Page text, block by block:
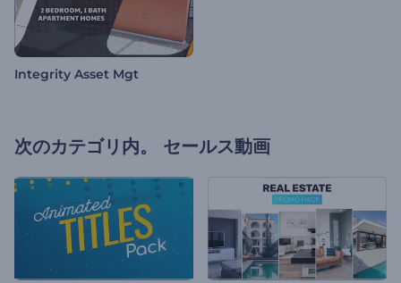
Integrity Asset Mgt
次のカテゴリ内。 セールス動画